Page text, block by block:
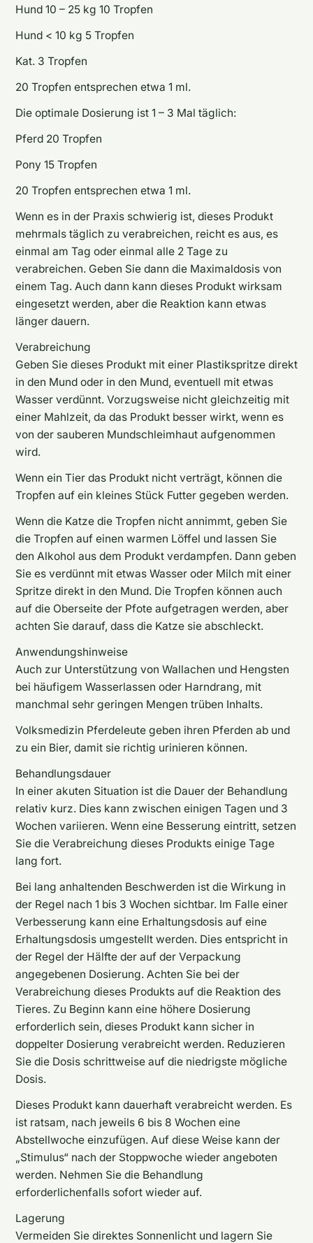
Hund 10 – 25 kg 10 Tropfen
Hund < 10 kg 5 Tropfen
Kat. 3 Tropfen
20 Tropfen entsprechen etwa 1 ml.
Die optimale Dosierung ist 1 – 3 Mal täglich:
Pferd 20 Tropfen
Pony 15 Tropfen
20 Tropfen entsprechen etwa 1 ml.
Wenn es in der Praxis schwierig ist, dieses Produkt
mehrmals täglich zu verabreichen, reicht es aus, es
einmal am Tag oder einmal alle 2 Tage zu
verabreichen. Geben Sie dann die Maximaldosis von
einem Tag. Auch dann kann dieses Produkt wirksam
eingesetzt werden, aber die Reaktion kann etwas
länger dauern.
Verabreichung
Geben Sie dieses Produkt mit einer Plastikspritze direkt
in den Mund oder in den Mund, eventuell mit etwas
Wasser verdünnt. Vorzugsweise nicht gleichzeitig mit
einer Mahlzeit, da das Produkt besser wirkt, wenn es
von der sauberen Mundschleimhaut aufgenommen
wird.
Wenn ein Tier das Produkt nicht verträgt, können die
Tropfen auf ein kleines Stück Futter gegeben werden.
Wenn die Katze die Tropfen nicht annimmt, geben Sie
die Tropfen auf einen warmen Löffel und lassen Sie
den Alkohol aus dem Produkt verdampfen. Dann geben
Sie es verdünnt mit etwas Wasser oder Milch mit einer
Spritze direkt in den Mund. Die Tropfen können auch
auf die Oberseite der Pfote aufgetragen werden, aber
achten Sie darauf, dass die Katze sie abschleckt.
Anwendungshinweise
Auch zur Unterstützung von Wallachen und Hengsten
bei häufigem Wasserlassen oder Harndrang, mit
manchmal sehr geringen Mengen trüben Inhalts.
Volksmedizin Pferdeleute geben ihren Pferden ab und
zu ein Bier, damit sie richtig urinieren können.
Behandlungsdauer
In einer akuten Situation ist die Dauer der Behandlung
relativ kurz. Dies kann zwischen einigen Tagen und 3
Wochen variieren. Wenn eine Besserung eintritt, setzen
Sie die Verabreichung dieses Produkts einige Tage
lang fort.
Bei lang anhaltenden Beschwerden ist die Wirkung in
der Regel nach 1 bis 3 Wochen sichtbar. Im Falle einer
Verbesserung kann eine Erhaltungsdosis auf eine
Erhaltungsdosis umgestellt werden. Dies entspricht in
der Regel der Hälfte der auf der Verpackung
angegebenen Dosierung. Achten Sie bei der
Verabreichung dieses Produkts auf die Reaktion des
Tieres. Zu Beginn kann eine höhere Dosierung
erforderlich sein, dieses Produkt kann sicher in
doppelter Dosierung verabreicht werden. Reduzieren
Sie die Dosis schrittweise auf die niedrigste mögliche
Dosis.
Dieses Produkt kann dauerhaft verabreicht werden. Es
ist ratsam, nach jeweils 6 bis 8 Wochen eine
Abstellwoche einzufügen. Auf diese Weise kann der
„Stimulus“ nach der Stoppwoche wieder angeboten
werden. Nehmen Sie die Behandlung
erforderlichenfalls sofort wieder auf.
Lagerung
Vermeiden Sie direktes Sonnenlicht und lagern Sie